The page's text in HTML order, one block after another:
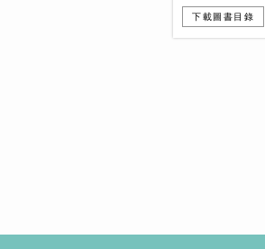
下載圖書目錄